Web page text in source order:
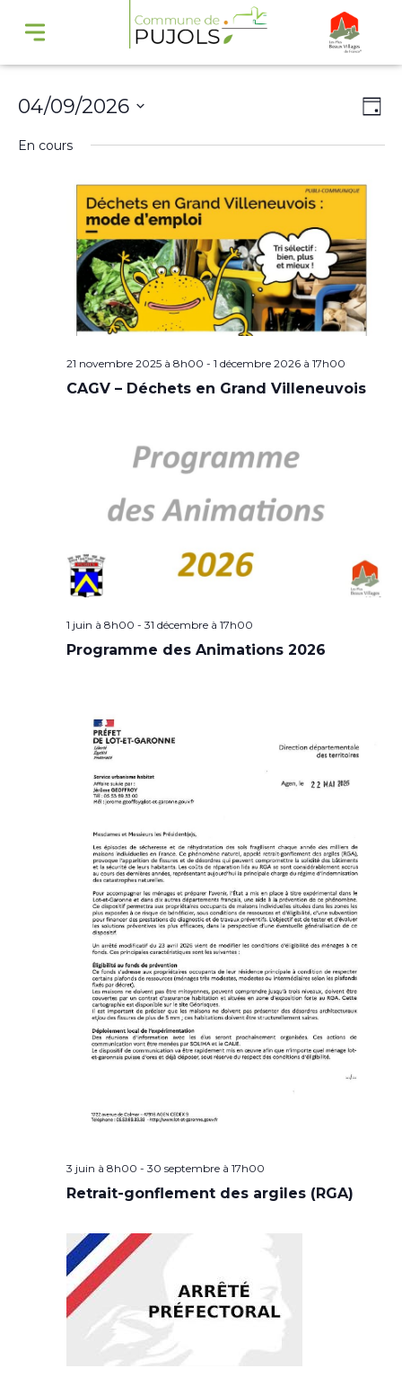
Jour
04/09/2026
En cours
21 novembre 2025 à 8h00 - 1 décembre 2026 à 17h00
CAGV – Déchets en Grand Villeneuvois
1 juin à 8h00 - 31 décembre à 17h00
Programme des Animations 2026
3 juin à 8h00 - 30 septembre à 17h00
Retrait-gonflement des argiles (RGA)